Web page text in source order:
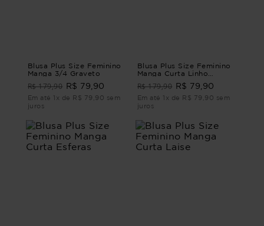
Blusa Plus Size Feminino
Manga 3/4 Graveto
R$ 179,90 R$ 79,90
Em até 1x de R$ 79,90 sem
juros
Blusa Plus Size Feminino
Manga Curta Linho
R$ 179,90 R$ 79,90
Em até 1x de R$ 79,90 sem
juros